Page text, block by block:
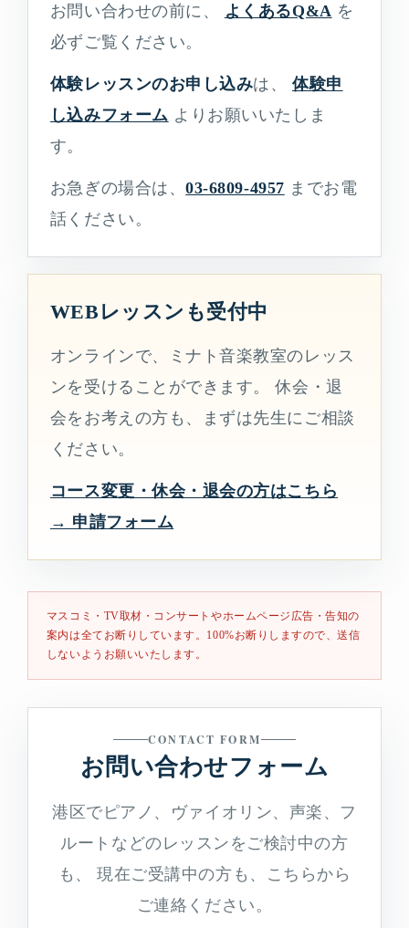
お問い合わせの前に、 よくあるQ&A を
必ずご覧ください。
体験レッスンのお申し込みは、 体験申
し込みフォーム よりお願いいたしま
す。
お急ぎの場合は、03-6809-4957 までお電
話ください。
WEBレッスンも受付中
オンラインで、ミナト音楽教室のレッス
ンを受けることができます。 休会・退
会をお考えの方も、まずは先生にご相談
ください。
コース変更・休会・退会の方はこちら
→ 申請フォーム
マスコミ・TV取材・コンサートやホームページ広告・告知の
案内は全てお断りしています。100%お断りしますので、送信
しないようお願いいたします。
CONTACT FORM
お問い合わせフォーム
港区でピアノ、ヴァイオリン、声楽、フ
ルートなどのレッスンをご検討中の方
も、 現在ご受講中の方も、こちらから
ご連絡ください。